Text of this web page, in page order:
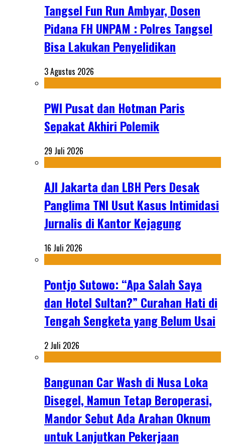
Tangsel Fun Run Ambyar, Dosen
Pidana FH UNPAM : Polres Tangsel
Bisa Lakukan Penyelidikan
3 Agustus 2026
PWI Pusat dan Hotman Paris
Sepakat Akhiri Polemik
29 Juli 2026
AJI Jakarta dan LBH Pers Desak
Panglima TNI Usut Kasus Intimidasi
Jurnalis di Kantor Kejagung
16 Juli 2026
Pontjo Sutowo: “Apa Salah Saya
dan Hotel Sultan?” Curahan Hati di
Tengah Sengketa yang Belum Usai
2 Juli 2026
Bangunan Car Wash di Nusa Loka
Disegel, Namun Tetap Beroperasi,
Mandor Sebut Ada Arahan Oknum
untuk Lanjutkan Pekerjaan